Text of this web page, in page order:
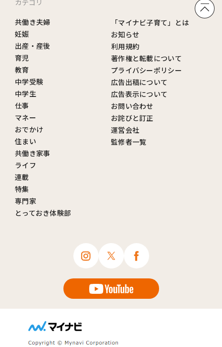
カテゴリ
共働き夫婦
妊娠
出産・産後
育児
教育
中学受験
中学生
仕事
マネー
おでかけ
住まい
共働き家事
ライフ
連載
特集
専門家
とっておき体験部
「マイナビ子育て」とは
お知らせ
利用規約
著作権と転載について
プライバシーポリシー
広告出稿について
広告表示について
お問い合わせ
お詫びと訂正
運営会社
監修者一覧